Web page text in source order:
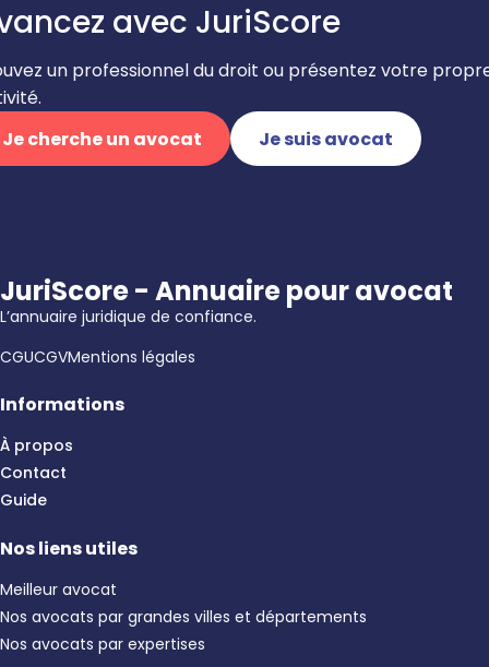
avec JuriScore
un professionnel du droit ou présentez votre
Je cherche un avocat
Je suis avocat
JuriScore - Annuaire pour avocat
L’annuaire juridique de confiance.
CGUCGVMentions légales
Informations
À propos
Contact
Guide
Nos liens utiles
Meilleur avocat
Nos avocats par grandes villes et départements
Nos avocats par expertises